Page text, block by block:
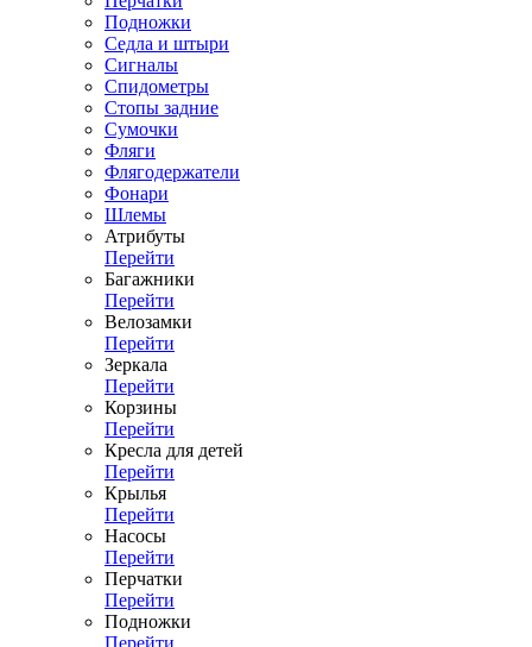
Подножки
Седла и штыри
Сигналы
Спидометры
Стопы задние
Сумочки
Фляги
Флягодержатели
Фонари
Шлемы
Атрибуты
Перейти
Багажники
Перейти
Велозамки
Перейти
Зеркала
Перейти
Корзины
Перейти
Кресла для детей
Перейти
Крылья
Перейти
Насосы
Перейти
Перчатки
Перейти
Подножки
Перейти